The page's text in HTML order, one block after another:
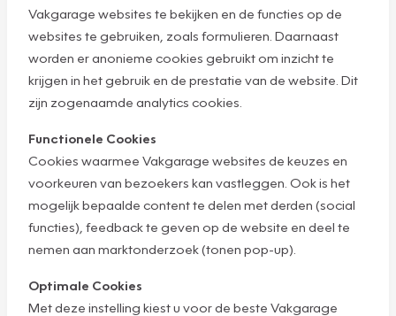
Vakgarage websites te bekijken en de functies op de
websites te gebruiken, zoals formulieren. Daarnaast
worden er anonieme cookies gebruikt om inzicht te
krijgen in het gebruik en de prestatie van de website. Dit
zijn zogenaamde analytics cookies.
Functionele Cookies
Cookies waarmee Vakgarage websites de keuzes en
voorkeuren van bezoekers kan vastleggen. Ook is het
mogelijk bepaalde content te delen met derden (social
functies), feedback te geven op de website en deel te
nemen aan marktonderzoek (tonen pop-up).
Optimale Cookies
Met deze instelling kiest u voor de beste Vakgarage